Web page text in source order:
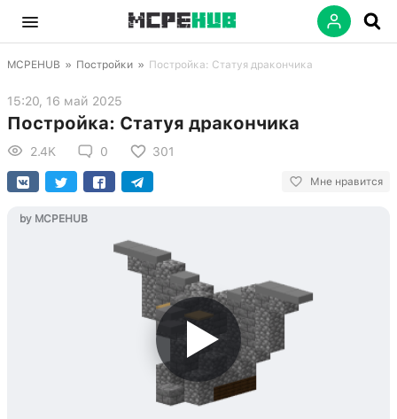
MCPEHUB » Постройки » Постройка: Статуя дракончика
15:20, 16 май 2025
Постройка: Статуя дракончика
2.4K 0 301
Мне нравится
by MCPEHUB